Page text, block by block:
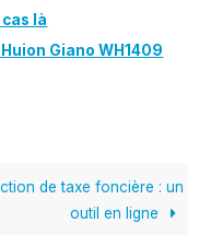
là
Giano WH1409
de taxe foncière : un
outil en ligne